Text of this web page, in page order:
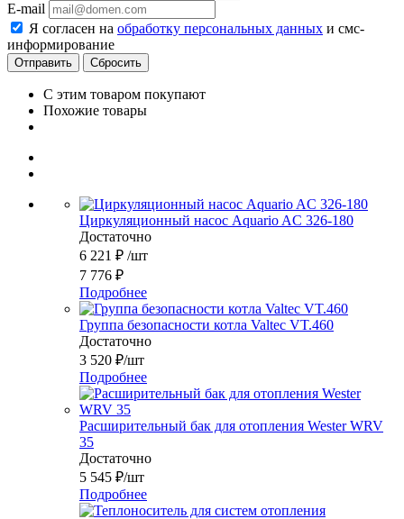
E-mail
Я согласен на обработку персональных данных и смс-
информирование
Сбросить
С этим товаром покупают
Похожие товары
Циркуляционный насос Aquario AC 326-180
Достаточно
6 221 ₽ /шт
7 776 ₽
Подробнее
Группа безопасности котла Valtec VT.460
Достаточно
3 520 ₽/шт
Подробнее
Расширительный бак для отопления Wester WRV
35
Достаточно
5 545 ₽/шт
Подробнее